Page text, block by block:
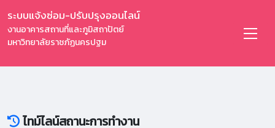
ระบบแจ้งซ่อม-ปรับปรุงออนไลน์
งานอาคารสถานที่และภูมิสถาปัตย์
มหาวิทยาลัยราชภัฏนครปฐม
ไทม์ไลน์สถานะการทำงาน